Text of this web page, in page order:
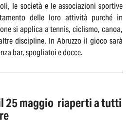
delle loro attività purché in
si applica a tennis, ciclismo, canoa,
discipline. In Abruzzo il gioco sarà
bar, spogliatoi e docce.
25 maggio riaperti a tutti